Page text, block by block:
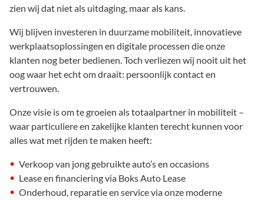
zien wij dat niet als uitdaging, maar als kans.
Wij blijven investeren in duurzame mobiliteit, innovatieve
werkplaatsoplossingen en digitale processen die onze
klanten nog beter bedienen. Toch verliezen wij nooit uit het
oog waar het echt om draait: persoonlijk contact en
vertrouwen.
Onze visie is om te groeien als totaalpartner in mobiliteit –
waar particuliere en zakelijke klanten terecht kunnen voor
alles wat met rijden te maken heeft:
Verkoop van jong gebruikte auto’s en occasions
Lease en financiering via Boks Auto Lease
Onderhoud, reparatie en service via onze moderne